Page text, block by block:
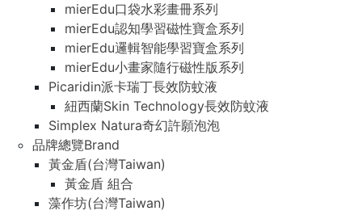
mierEdu口袋水彩畫冊系列
mierEdu認知學習磁性寶盒系列
mierEdu邏輯智能學習寶盒系列
mierEdu小畫家隨行磁性版系列
Picaridin派卡瑞丁長效防蚊液
紐西蘭Skin Technology長效防蚊液
Simplex Natura奇幻許願泡泡
品牌總覽Brand
黃金盾(台灣Taiwan)
黃金盾 組合
藻作坊(台灣Taiwan)